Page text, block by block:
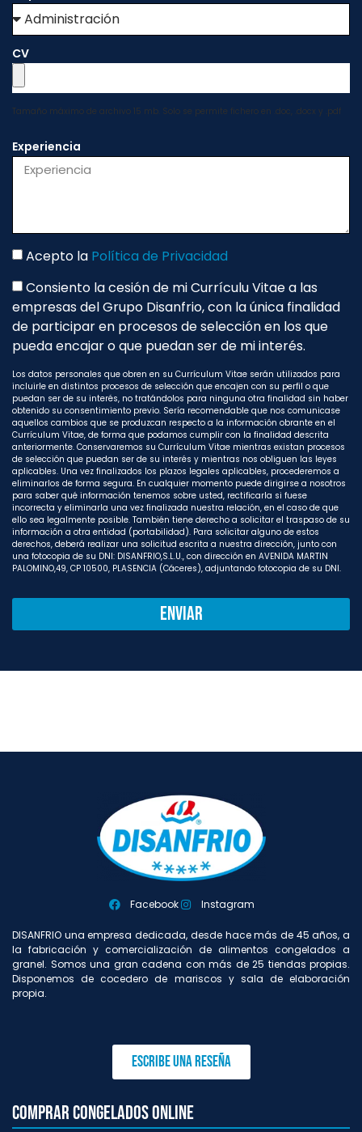
CV
Tamaño máximo de archivo 15 mb. Solo se permite fichero en .doc, .docx y .pdf
Experiencia
Acepto la Política de Privacidad
Consiento la cesión de mi Currículu Vitae a las
empresas del Grupo Disanfrio, con la única finalidad
de participar en procesos de selección en los que
pueda encajar o que puedan ser de mi interés.
Los datos personales que obren en su Currículum Vitae serán utilizados para
incluirle en distintos procesos de selección que encajen con su perfil o que
puedan ser de su interés, no tratándolos para ninguna otra finalidad sin haber
obtenido su consentimiento previo. Sería recomendable que nos comunicase
aquellos cambios que se produzcan respecto a la información obrante en el
Currículum Vitae, de forma que podamos cumplir con la finalidad descrita
anteriormente. Conservaremos su Currículum Vitae mientras existan procesos
de selección que puedan ser de su interés y mientras nos obliguen las leyes
aplicables. Una vez finalizados los plazos legales aplicables, procederemos a
eliminarlos de forma segura. En cualquier momento puede dirigirse a nosotros
para saber qué información tenemos sobre usted, rectificarla si fuese
incorrecta y eliminarla una vez finalizada nuestra relación, en el caso de que
ello sea legalmente posible. También tiene derecho a solicitar el traspaso de su
información a otra entidad (portabilidad). Para solicitar alguno de estos
derechos, deberá realizar una solicitud escrita a nuestra dirección, junto con
una fotocopia de su DNI: DISANFRIO,S.L.U., con dirección en AVENIDA MARTIN
PALOMINO,49, CP 10500, PLASENCIA (Cáceres), adjuntando fotocopia de su DNI.
Enviar
Facebook Instagram
DISANFRIO una empresa dedicada, desde hace más de 45 años, a
la fabricación y comercialización de alimentos congelados a
granel. Somos una gran cadena con más de 25 tiendas propias.
Disponemos de cocedero de mariscos y sala de elaboración
propia.
Escribe una reseña
Comprar congelados online